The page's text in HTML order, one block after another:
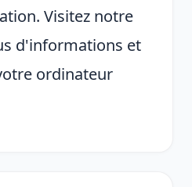
Visitez notre
d'informations et
ordinateur